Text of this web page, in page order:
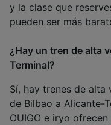
y la clase que
pueden ser más
¿Hay un tren de alta
Terminal?
Sí, hay trenes de
de Bilbao a Alicante-
OUIGO e iryo ofrecen